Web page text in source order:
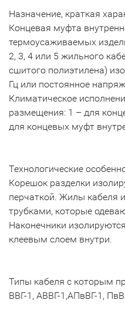
Назначение, краткая
Концевая муфта
термоусаживаемых
2, 3, 4 или 5 жильного
сшитого полиэтилена)
Гц или постоянное
Климатическое
размещения: 1 – для
для концевых муфт
Технологические
Корешок разделки
перчаткой. Жилы кабеля
трубками, которые
Наконечники
клеевым слоем внутри.
Типы кабеля с которым
ВВГ-1, АВВГ-1,АПвВГ-1,